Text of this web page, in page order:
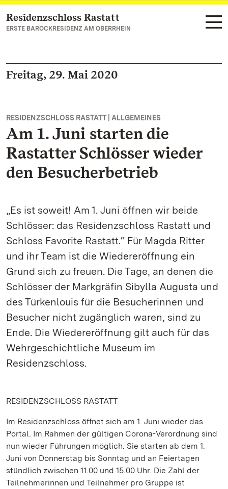
Zum Hauptinhalt springen
Residenzschloss Rastatt
ERSTE BAROCKRESIDENZ AM OBERRHEIN
Freitag, 29. Mai 2020
RESIDENZSCHLOSS RASTATT | ALLGEMEINES
Am 1. Juni starten die
Rastatter Schlösser wieder
den Besucherbetrieb
„Es ist soweit! Am 1. Juni öffnen wir beide
Schlösser: das Residenzschloss Rastatt und
Schloss Favorite Rastatt.“ Für Magda Ritter
und ihr Team ist die Wiedereröffnung ein
Grund sich zu freuen. Die Tage, an denen die
Schlösser der Markgräfin Sibylla Augusta und
des Türkenlouis für die Besucherinnen und
Besucher nicht zugänglich waren, sind zu
Ende. Die Wiedereröffnung gilt auch für das
Wehrgeschichtliche Museum im
Residenzschloss.
RESIDENZSCHLOSS RASTATT
Im Residenzschloss öffnet sich am 1. Juni wieder das
Portal. Im Rahmen der gültigen Corona-Verordnung sind
nun wieder Führungen möglich. Sie starten ab dem 1.
Juni von Donnerstag bis Sonntag und an Feiertagen
stündlich zwischen 11.00 und 15.00 Uhr. Die Zahl der
Teilnehmerinnen und Teilnehmer pro Gruppe ist